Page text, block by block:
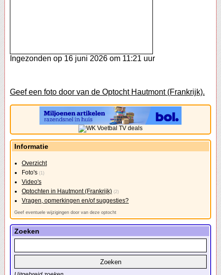
Ingezonden op 16 juni 2026 om 11:21 uur
Geef een foto door van de Optocht Hautmont (Frankrijk).
Informatie
Overzicht
Foto's (1)
Video's
Optochten in Hautmont (Frankrijk) (2)
Vragen, opmerkingen en/of suggesties?
Geef eventuele wijzigingen door van deze optocht
Zoeken